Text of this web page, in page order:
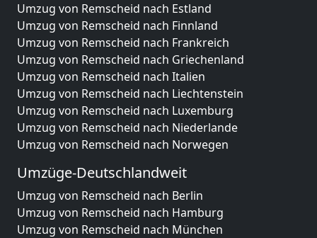
Umzug von Remscheid nach Estland
Umzug von Remscheid nach Finnland
Umzug von Remscheid nach Frankreich
Umzug von Remscheid nach Griechenland
Umzug von Remscheid nach Italien
Umzug von Remscheid nach Liechtenstein
Umzug von Remscheid nach Luxemburg
Umzug von Remscheid nach Niederlande
Umzug von Remscheid nach Norwegen
Umzüge-Deutschlandweit
Umzug von Remscheid nach Berlin
Umzug von Remscheid nach Hamburg
Umzug von Remscheid nach München